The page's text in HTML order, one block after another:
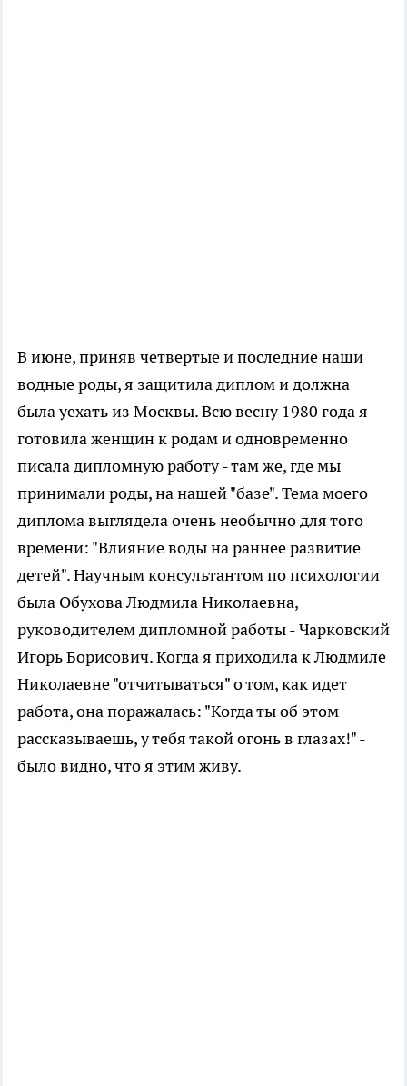
В июне, приняв четвертые и последние наши
водные роды, я защитила диплом и должна
была уехать из Москвы. Всю весну 1980 года я
готовила женщин к родам и одновременно
писала дипломную работу - там же, где мы
принимали роды, на нашей "базе". Тема моего
диплома выглядела очень необычно для того
времени: "Влияние воды на раннее развитие
детей". Научным консультантом по психологии
была Обухова Людмила Николаевна,
руководителем дипломной работы - Чарковский
Игорь Борисович. Когда я приходила к Людмиле
Николаевне "отчитываться" о том, как идет
работа, она поражалась: "Когда ты об этом
рассказываешь, у тебя такой огонь в глазах!" -
было видно, что я этим живу.